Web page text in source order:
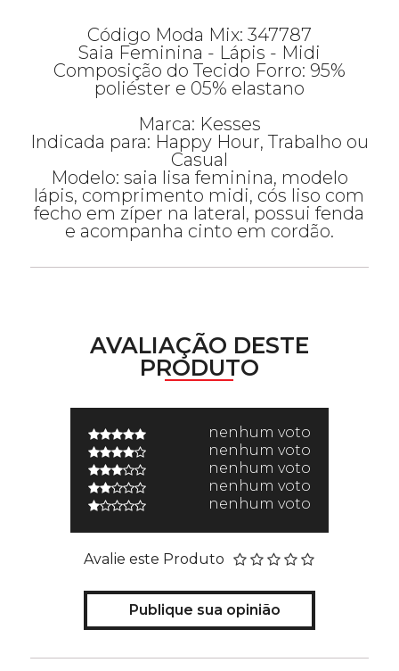
Código Moda Mix: 347787
Saia Feminina - Lápis - Midi
Composição do Tecido Forro: 95%
poliéster e 05% elastano
Marca: Kesses
Indicada para: Happy Hour, Trabalho ou
Casual
Modelo: saia lisa feminina, modelo
lápis, comprimento midi, cós liso com
fecho em zíper na lateral, possui fenda
e acompanha cinto em cordão.
AVALIAÇÃO DESTE
PRODUTO
nenhum voto
nenhum voto
nenhum voto
nenhum voto
nenhum voto
Avalie este Produto
Publique sua opinião